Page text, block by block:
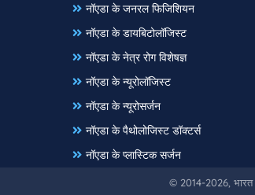
नॉएडा के जनरल फिजिशियन
नॉएडा के डायबिटोलॉजिस्ट
नॉएडा के नेत्र रोग विशेषज्ञ
नॉएडा के न्यूरोलॉजिस्ट
नॉएडा के न्यूरोसर्जन
नॉएडा के पैथोलोजिस्ट डॉक्टर्स
नॉएडा के प्लास्टिक सर्जन
© 2014-2026, भारत